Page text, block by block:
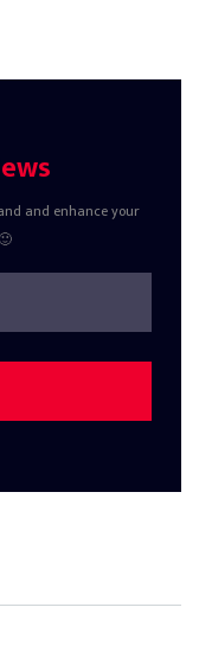
and enhance your